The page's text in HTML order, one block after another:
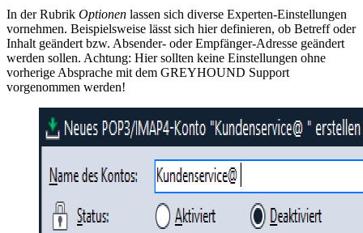
In der Rubrik Optionen lassen sich diverse Experten-Einstellungen
vornehmen. Beispielsweise lässt sich hier definieren, ob Betreff oder
Inhalt geändert bzw. Absender- oder Empfänger-Adresse geändert
werden sollen. Achtung: Hier sollten keine Einstellungen ohne
vorherige Absprache mit dem GREYHOUND Support
vorgenommen werden!